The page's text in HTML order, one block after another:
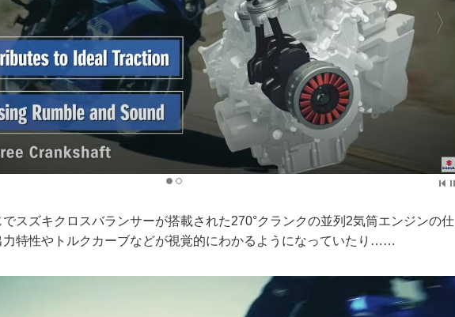
スズキクロスバランサーが搭載された270°クランクの並列2気筒エンジンの仕
力特性やトルクカーブなどが視覚的にわかるようになっていたり……